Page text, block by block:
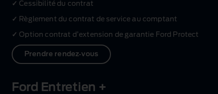
✓ Cessibilité du contrat
✓ Règlement du contrat de service au comptant
✓ Option contrat d’extension de garantie Ford Protect
Prendre rendez‑vous
Ford Entretien +